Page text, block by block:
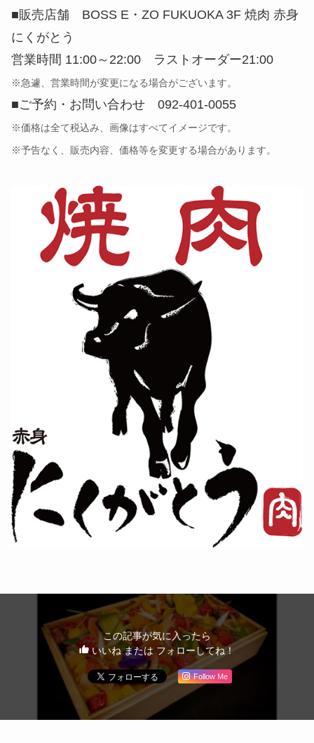
■販売店舗 BOSS E・ZO FUKUOKA 3F 焼肉 赤身
にくがとう
営業時間 11:00～22:00 ラストオーダー21:00
※急遽、営業時間が変更になる場合がございます。
■ご予約・お問い合わせ 092-401-0055
※価格は全て税込み、画像はすべてイメージです。
※予告なく、販売内容、価格等を変更する場合があります。
この記事が気に入ったら
いいね または フォローしてね！
Follow Me